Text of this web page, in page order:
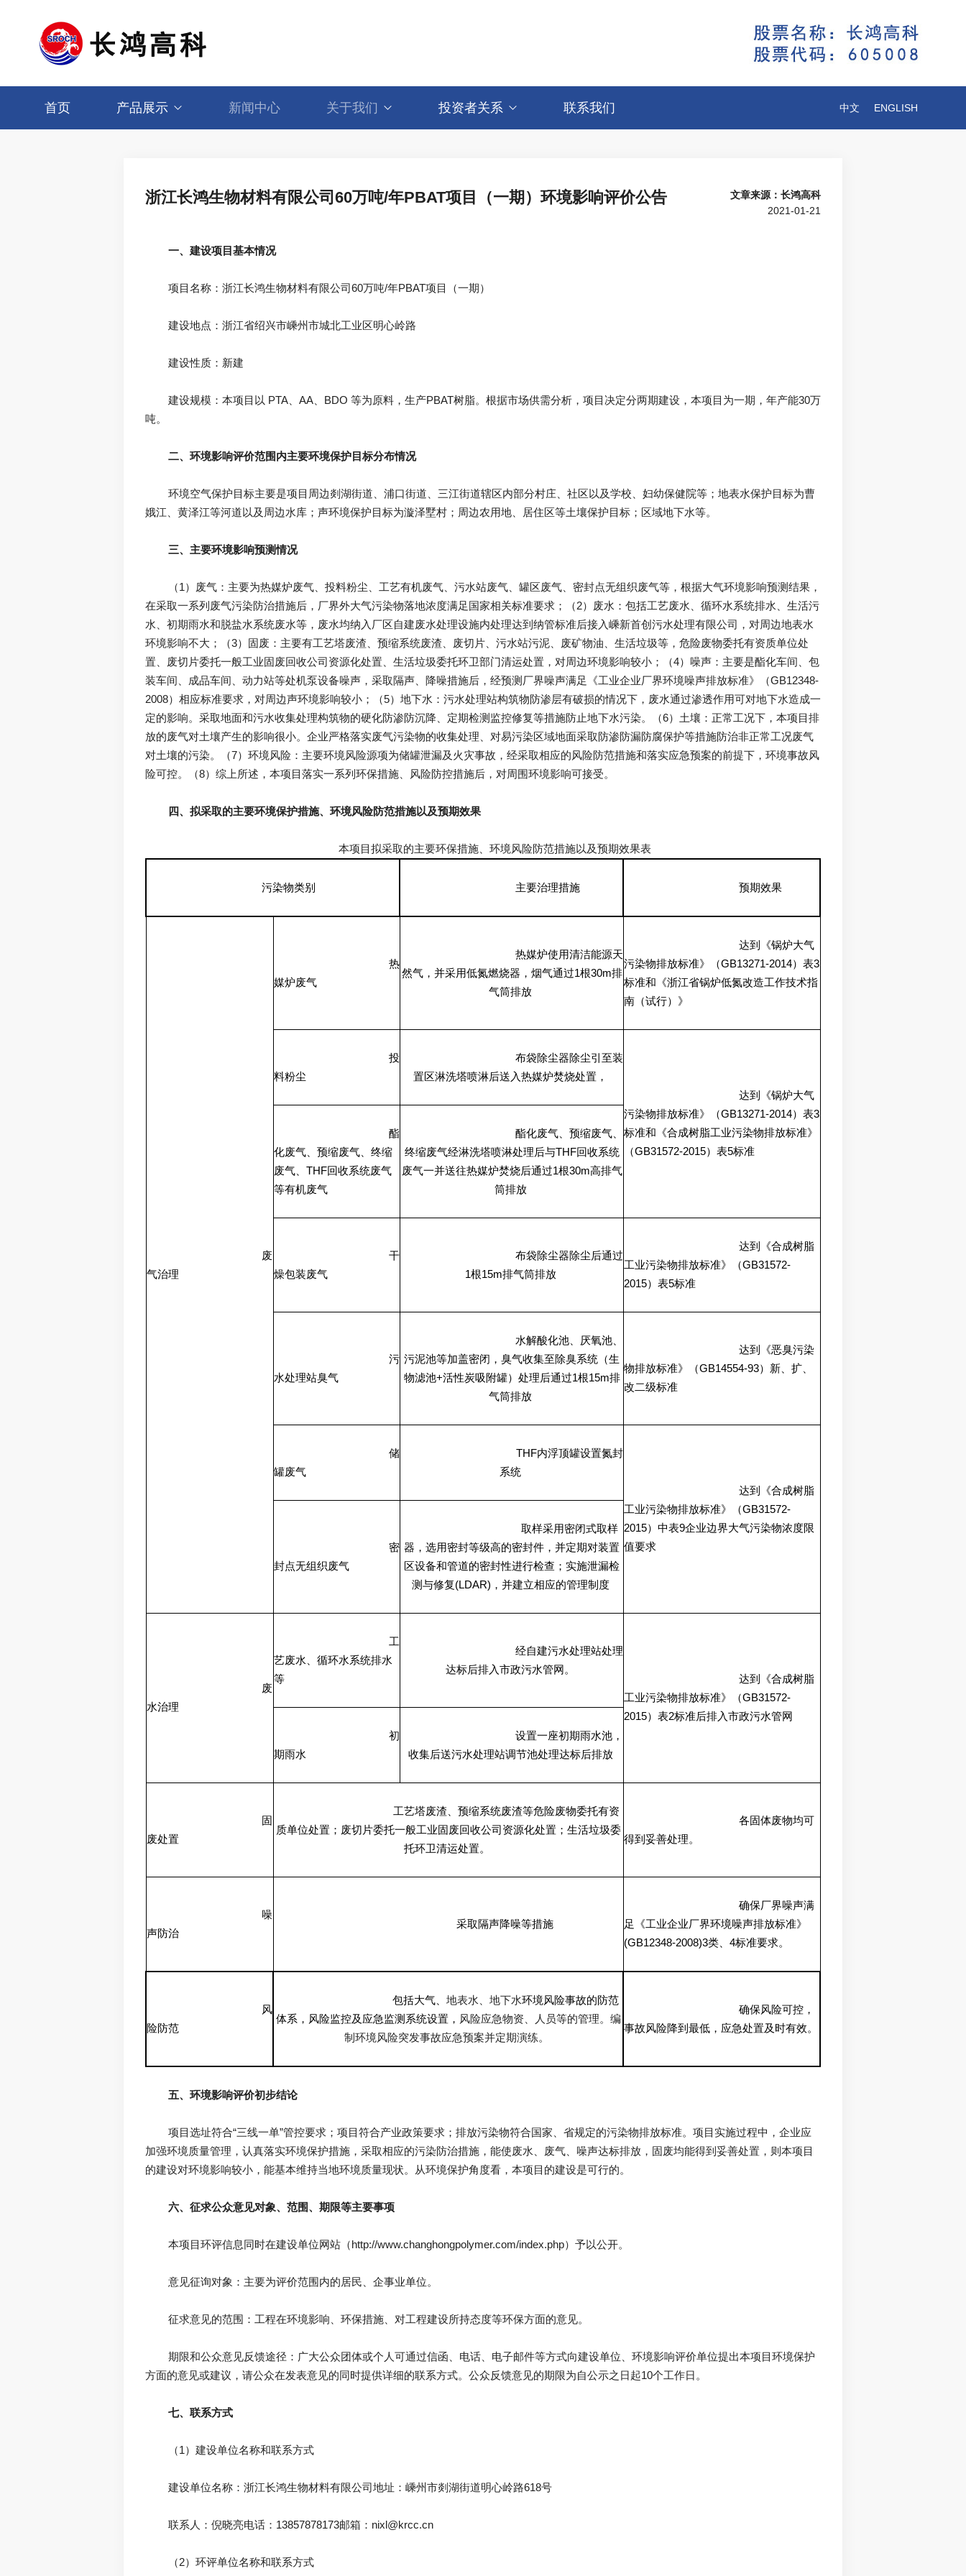
首页 产品展示 新闻中心 关于我们 投资者关系 联系我们 中文 ENGLISH
浙江长鸿生物材料有限公司60万吨/年PBAT项目（一期）环境影响评价公告
文章来源：长鸿高科
2021-01-21
一、建设项目基本情况
二、环境影响评价范围内主要环境保护目标分布情况
三、主要环境影响预测情况
在采取一系列废气污染防治措施后，厂界外大气污染物落地浓度满足国家相关标准要求；（2）废水：包括工艺废水、循环水系统排水、生活污
水、初期雨水和脱盐水系统废水等，废水均纳入厂区自建废水处理设施内处理达到纳管标准后接入嵊新首创污水处理有限公司，对周边地表水
环境影响不大；（3）固废：主要有工艺塔废渣、预缩系统废渣、废切片、污水站污泥、废矿物油、生活垃圾等，危险废物委托有资质单位处
置、废切片委托一般工业固废回收公司资源化处置、生活垃圾委托环卫部门清运处置，对周边环境影响较小；（4）噪声：主要是酯化车间、包
装车间、成品车间、动力站等处机泵设备噪声，采取隔声、降噪措施后，经预测厂界噪声满足《工业企业厂界环境噪声排放标准》（GB12348-
2008）相应标准要求，对周边声环境影响较小；（5）地下水：污水处理站构筑物防渗层有破损的情况下，废水通过渗透作用可对地下水造成一
定的影响。采取地面和污水收集处理构筑物的硬化防渗防沉降、定期检测监控修复等措施防止地下水污染。（6）土壤：正常工况下，本项目排
放的废气对土壤产生的影响很小。企业严格落实废气污染物的收集处理、对易污染区域地面采取防渗防漏防腐保护等措施防治非正常工况废气
对土壤的污染。（7）环境风险：主要环境风险源项为储罐泄漏及火灾事故，经采取相应的风险防范措施和落实应急预案的前提下，环境事故风
四、拟采取的主要环境保护措施、环境风险防范措施以及预期效果
	本项目拟采取的主要环保措施、环境风险防范措施以及预期效果表
污染物类别 主要治理措施 预期效果
废
气治理
热
媒炉废气
热媒炉使用清洁能源天
然气，并采用低氮燃烧器，烟气通过1根30m排
气筒排放
达到《锅炉大气
污染物排放标准》（GB13271-2014）表3
标准和《浙江省锅炉低氮改造工作技术指
南（试行）》
投
料粉尘
布袋除尘器除尘引至装
置区淋洗塔喷淋后送入热媒炉焚烧处置，
达到《锅炉大气
污染物排放标准》（GB13271-2014）表3
标准和《合成树脂工业污染物排放标准》
（GB31572-2015）表5标准
酯
化废气、预缩废气、终缩
废气、 THF回收系统废气
等有机废气
酯化废气、预缩废气、
终缩废气经淋洗塔喷淋处理后与THF回收系统
废气一并送往热媒炉焚烧后通过1根30m高排气
筒排放
干
燥包装废气
布袋除尘器除尘后通过
1根15m排气筒排放
达到《合成树脂
工业污染物排放标准》（GB31572-
2015）表5标准
污
水处理站臭气
水解酸化池、厌氧池、
污泥池等加盖密闭，臭气收集至除臭系统（生
物滤池+活性炭吸附罐）处理后通过1根15m排
气筒排放
达到《恶臭污染
物排放标准》（GB14554-93）新、扩、
改二级标准
储
罐废气
THF内浮顶罐设置氮封
系统
达到《合成树脂
工业污染物排放标准》（GB31572-
2015）中表9企业边界大气污染物浓度限
值要求
密
封点无组织废气
取样采用密闭式取样
器，选用密封等级高的密封件，并定期对装置
区设备和管道的密封性进行检查；实施泄漏检
测与修复(LDAR) ，并建立相应的管理制度
废
水治理
工
艺废水、循环水系统排水
等
经自建污水处理站处理
达标后排入市政污水管网。
达到《合成树脂
工业污染物排放标准》（GB31572-
2015）表2标准后排入市政污水管网
初
期雨水
设置一座初期雨水池，
收集后送污水处理站调节池处理达标后排放
固
废处置
工艺塔废渣、预缩系统废渣等危险废物委托有资
质单位处置；废切片委托一般工业固废回收公司资源化处置；生活垃圾委
托环卫清运处置。
各固体废物均可
得到妥善处理。
噪
声防治
采取隔声降噪等措施
确保厂界噪声满
足《工业企业厂界环境噪声排放标准》
(GB12348-2008)3类、 4标准要求。
风
险防范
包括大气、 地表水、地下水环境风险事故的防范
体系，风险监控及应急监测系统设置， 风险应急物资、人员等的管理。编
制环境风险突发事故应急预案并定期演练。
确保风险可控，
事故风险降到最低，应急处置及时有效。
五、环境影响评价初步结论
加强环境质量管理，认真落实环境保护措施，采取相应的污染防治措施，能使废水、废气、噪声达标排放，固废均能得到妥善处置，则本项目
六、征求公众意见对象、范围、期限等主要事项
七、联系方式